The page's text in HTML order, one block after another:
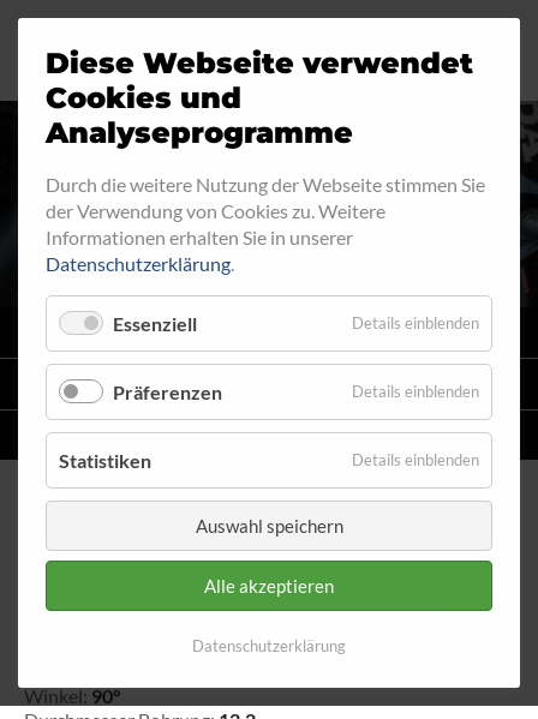
RINGFITTING 219
VARIO
STAHLFLEX -LEITUNGSKITS FÜR MOTORRÄDER
EINZELLEITUNGENNACH MASS
Ringfitting 219 Ø 12,2
Winkel: 90°
Diese Webseite verwendet
Cookies und
Analyseprogramme
Durch die weitere Nutzung der Webseite stimmen Sie
der Verwendung von Cookies zu. Weitere
Informationen erhalten Sie in unserer
Datenschutzerklärung.
Essenziell Details einblenden
Präferenzen Details einblenden
Statistiken Details einblenden
Auswahl speichern
Alle akzeptieren
Datenschutzerklärung
Motorrad
Industrie
Automobil
Fahrrad
Ringfitting
Aussengewinde
Innengewinde
Hohlschrauben
Verteiler
Katalog
Jobs